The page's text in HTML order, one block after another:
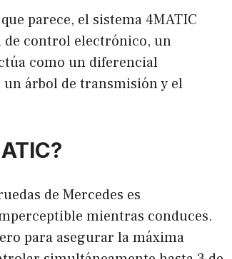
parece, el sistema 4MATIC
de control electrónico, un
como un diferencial
un árbol de transmisión y el
de Mercedes es
mientras conduces.
para asegurar la máxima